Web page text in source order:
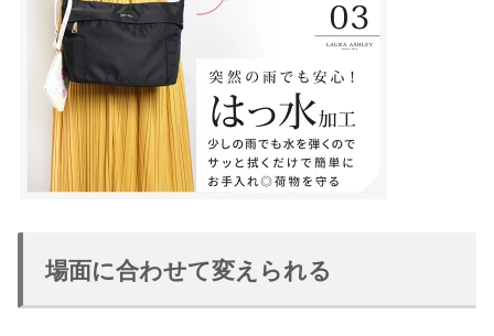
場面に合わせて変えられる